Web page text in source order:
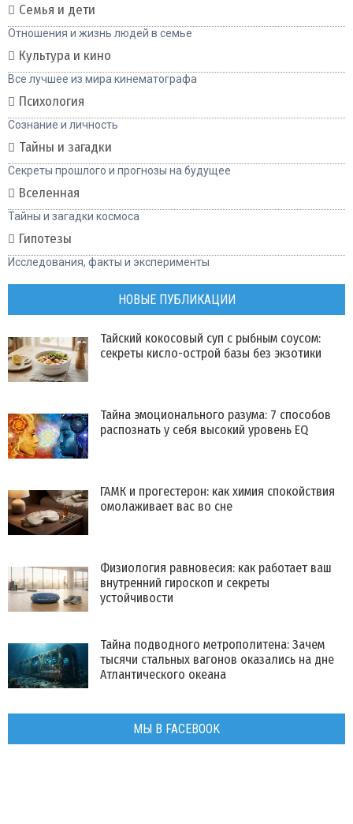
Семья и дети
Отношения и жизнь людей в семье
Культура и кино
Все лучшее из мира кинематографа
Психология
Сознание и личность
Тайны и загадки
Секреты прошлого и прогнозы на будущее
Вселенная
Тайны и загадки космоса
Гипотезы
Исследования, факты и эксперименты
НОВЫЕ ПУБЛИКАЦИИ
Тайский кокосовый суп с рыбным соусом:
секреты кисло-острой базы без экзотики
Тайна эмоционального разума: 7 способов
распознать у себя высокий уровень EQ
ГАМК и прогестерон: как химия спокойствия
омолаживает вас во сне
Физиология равновесия: как работает ваш
внутренний гироскоп и секреты
устойчивости
Тайна подводного метрополитена: Зачем
тысячи стальных вагонов оказались на дне
Атлантического океана
МЫ В FACEBOOK